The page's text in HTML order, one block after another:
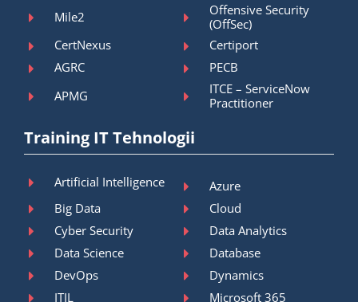
Mile2
Offensive Security
(OffSec)
CertNexus
Certiport
AGRC
PECB
APMG
ITCE – ServiceNow
Practitioner
Training IT Tehnologii
Artificial Intelligence
Azure
Big Data
Cloud
Cyber Security
Data Analytics
Data Science
Database
DevOps
Dynamics
ITIL
Microsoft 365